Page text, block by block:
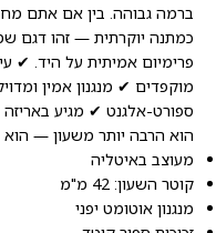
ברמה גבוהה. בין אם אתם
כמתנה יוקרתית — זהו דגם
פרימיום אמיתית על היד. ✔
מוקפדים ✔ מנגנון אמין
הוא הרבה יותר משעון —
מעוצב באיטליה
קוטר השעון: 42 מ"מ
מנגנון אוטומט יפני